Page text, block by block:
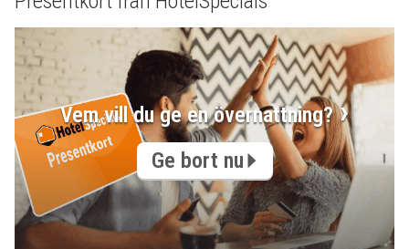
Vem vill du ge en övernattning?
Ge bort nu